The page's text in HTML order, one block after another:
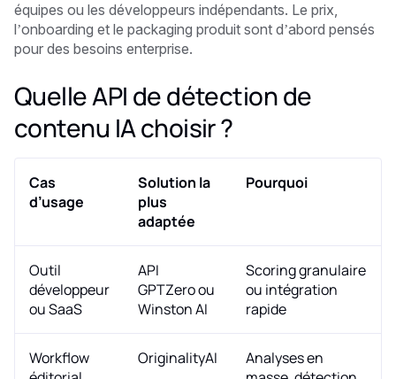
équipes ou les développeurs indépendants. Le prix,
l’onboarding et le packaging produit sont d’abord pensés
pour des besoins enterprise.
Quelle API de détection de
contenu IA choisir ?
Cas
d’usage
Solution la
plus
adaptée
Pourquoi
Outil
développeur
ou SaaS
API
GPTZero ou
Winston AI
Scoring granulaire
ou intégration
rapide
Workflow
OriginalityAI
Analyses en